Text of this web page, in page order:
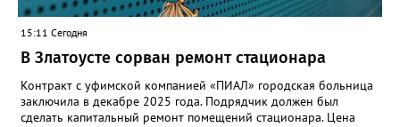
15:11 Сегодня
В Златоусте сорван ремонт стационара
Контракт с уфимской компанией «ПИАЛ» городская больница
заключила в декабре 2025 года. Подрядчик должен был
сделать капитальный ремонт помещений стационара. Цена